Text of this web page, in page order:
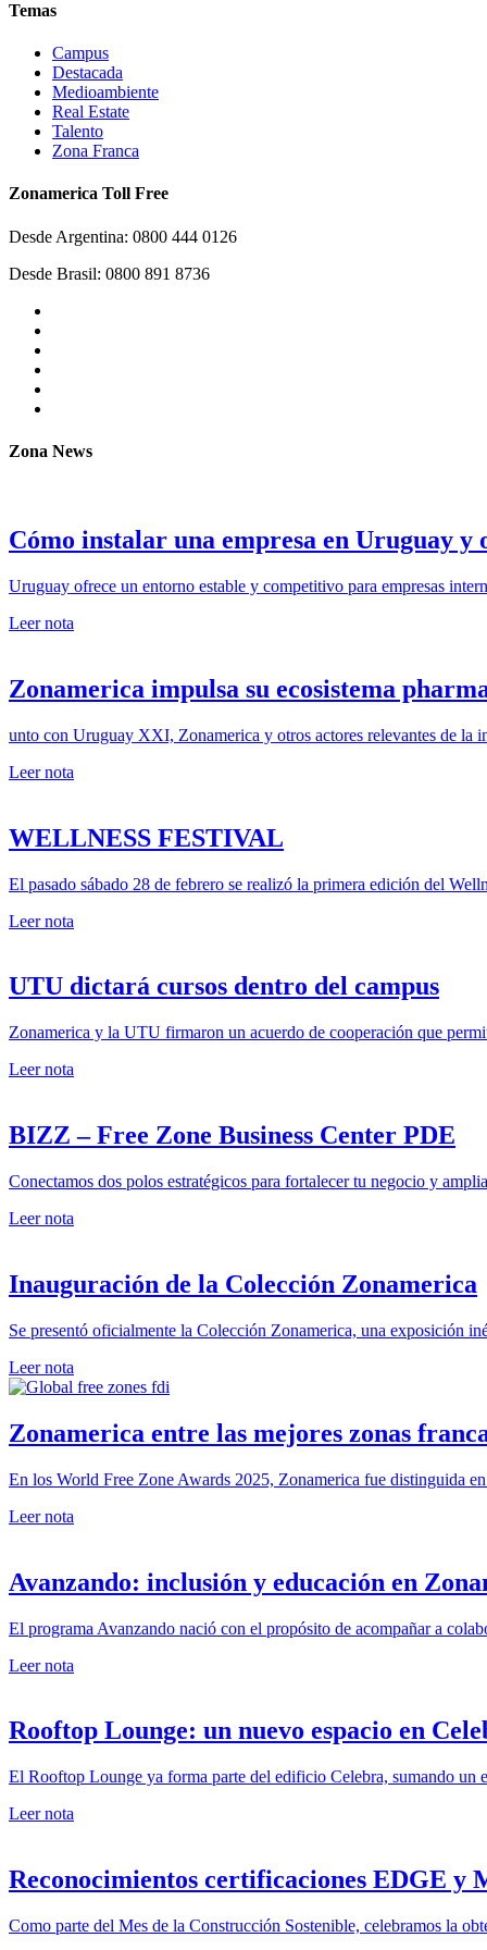
Temas
Campus
Destacada
Medioambiente
Real Estate
Talento
Zona Franca
Zonamerica Toll Free
Desde Argentina: 0800 444 0126
Desde Brasil: 0800 891 8736
Zona News
Cómo instalar una empresa en Uruguay
Uruguay ofrece un entorno estable y competitivo para empresas
Leer nota
Zonamerica impulsa su ecosistema
unto con Uruguay XXI, Zonamerica y otros actores relevantes de la
Leer nota
WELLNESS FESTIVAL
El pasado sábado 28 de febrero se realizó la primera edición del
Leer nota
UTU dictará cursos dentro del campus
Zonamerica y la UTU firmaron un acuerdo de cooperación que
Leer nota
BIZZ – Free Zone Business Center PDE
Conectamos dos polos estratégicos para fortalecer tu negocio y
Leer nota
Inauguración de la Colección Zonamerica
Se presentó oficialmente la Colección Zonamerica, una exposición
Leer nota
Zonamerica entre las mejores zonas
En los World Free Zone Awards 2025, Zonamerica fue distinguida
Leer nota
Avanzando: inclusión y educación en
El programa Avanzando nació con el propósito de acompañar a
Leer nota
Rooftop Lounge: un nuevo espacio en
El Rooftop Lounge ya forma parte del edificio Celebra, sumando un
Leer nota
Reconocimientos certificaciones EDGE y
Como parte del Mes de la Construcción Sostenible, celebramos la